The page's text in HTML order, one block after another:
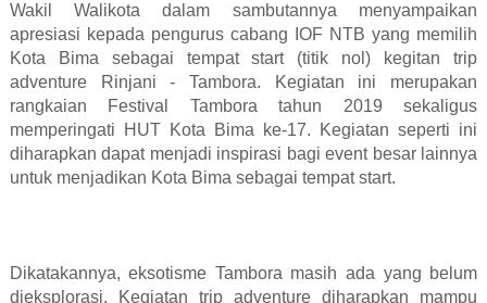
Wakil Walikota dalam sambutannya menyampaikan
apresiasi kepada pengurus cabang IOF NTB yang memilih
Kota Bima sebagai tempat start (titik nol) kegitan trip
adventure Rinjani - Tambora. Kegiatan ini merupakan
rangkaian Festival Tambora tahun 2019 sekaligus
memperingati HUT Kota Bima ke-17. Kegiatan seperti ini
diharapkan dapat menjadi inspirasi bagi event besar lainnya
untuk menjadikan Kota Bima sebagai tempat start.
Dikatakannya, eksotisme Tambora masih ada yang belum
dieksplorasi. Kegiatan trip adventure diharapkan mampu